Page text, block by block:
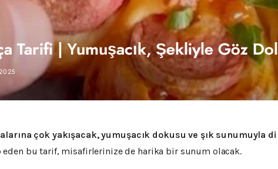
Tarifi | Yumuşacık, Şekliyle Göz
çok yakışacak,yumuşacık dokusuve şık sunumuyla
eden butarif, misafirlerinizede harika bir sunum olacak.